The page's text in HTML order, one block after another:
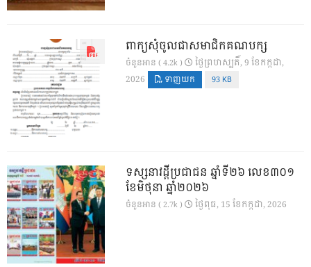
ពាក្យសុំចូលជាសមាជិកគណបក្ស
ចំនួនអាន ( 4.2k )
ថ្ងៃ​ព្រហស្បតិ៍, 9 ខែ​កក្កដា,
2026
ទាញយក 93 KB
ទស្សនាវដ្ដីប្រជាជន ឆ្នាំទី២៦ លេខ៣០១
ខែមិថុនា ឆ្នាំ២០២៦
ចំនួនអាន ( 2.7k ) ថ្ងៃ​ពុធ, 15 ខែ​កក្កដា, 2026